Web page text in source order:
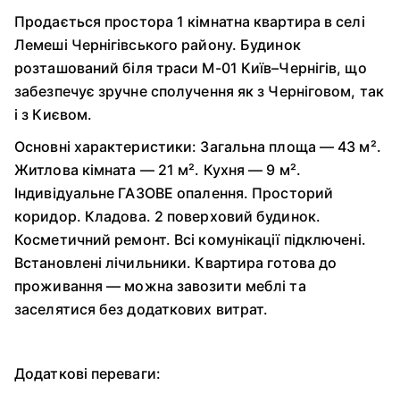
Продається простора 1 кімнатна квартира в селі
Лемеші Чернігівського району. Будинок
розташований біля траси М-01 Київ–Чернігів, що
забезпечує зручне сполучення як з Черніговом, так
і з Києвом.
Основні характеристики: Загальна площа — 43 м².
Житлова кімната — 21 м². Кухня — 9 м².
Індивідуальне ГАЗОВЕ опалення. Просторий
коридор. Кладова. 2 поверховий будинок.
Косметичний ремонт. Всі комунікації підключені.
Встановлені лічильники. Квартира готова до
проживання — можна завозити меблі та
заселятися без додаткових витрат.
Додаткові переваги: